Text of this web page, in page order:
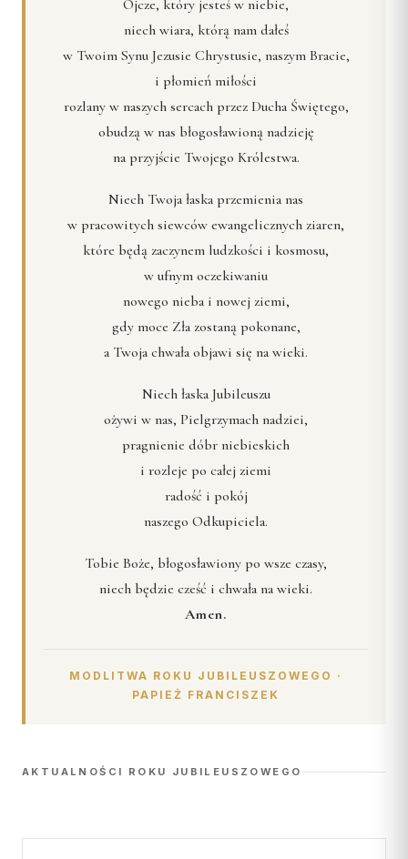
Ojcze, który jesteś w niebie,
niech wiara, którą nam dałeś
w Twoim Synu Jezusie Chrystusie, naszym Bracie,
i płomień miłości
rozlany w naszych sercach przez Ducha Świętego,
obudzą w nas błogosławioną nadzieję
na przyjście Twojego Królestwa.
Niech Twoja łaska przemienia nas
w pracowitych siewców ewangelicznych ziaren,
które będą zaczynem ludzkości i kosmosu,
w ufnym oczekiwaniu
nowego nieba i nowej ziemi,
gdy moce Zła zostaną pokonane,
a Twoja chwała objawi się na wieki.
Niech łaska Jubileuszu
ożywi w nas, Pielgrzymach nadziei,
pragnienie dóbr niebieskich
i rozleje po całej ziemi
radość i pokój
naszego Odkupiciela.
Tobie Boże, błogosławiony po wsze czasy,
niech będzie cześć i chwała na wieki.
Amen.
MODLITWA ROKU JUBILEUSZOWEGO ·
PAPIEŻ FRANCISZEK
AKTUALNOŚCI ROKU JUBILEUSZOWEGO